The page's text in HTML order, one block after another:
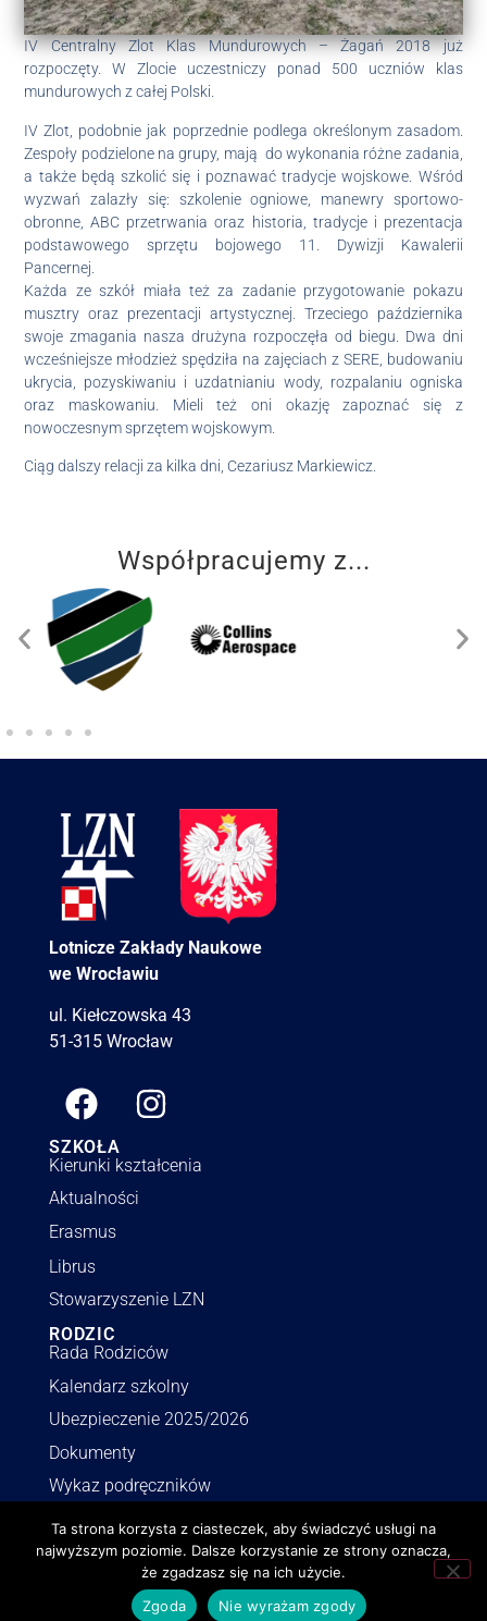
IV Centralny Zlot Klas Mundurowych – Żagań 2018 już
rozpoczęty. W Zlocie uczestniczy ponad 500 uczniów klas
mundurowych z całej Polski.
IV Zlot, podobnie jak poprzednie podlega określonym zasadom.
Zespoły podzielone na grupy, mają do wykonania różne zadania,
a także będą szkolić się i poznawać tradycje wojskowe. Wśród
wyzwań zalazły się: szkolenie ogniowe, manewry sportowo-
obronne, ABC przetrwania oraz historia, tradycje i prezentacja
podstawowego sprzętu bojowego 11. Dywizji Kawalerii
Pancernej.
Każda ze szkół miała też za zadanie przygotowanie pokazu
musztry oraz prezentacji artystycznej. Trzeciego października
swoje zmagania nasza drużyna rozpoczęła od biegu. Dwa dni
wcześniejsze młodzież spędziła na zajęciach z SERE, budowaniu
ukrycia, pozyskiwaniu i uzdatnianiu wody, rozpalaniu ogniska
oraz maskowaniu. Mieli też oni okazję zapoznać się z
nowoczesnym sprzętem wojskowym.
Ciąg dalszy relacji za kilka dni, Cezariusz Markiewicz.
Współpracujemy z...
Lotnicze Zakłady Naukowe
we Wrocławiu
ul. Kiełczowska 43
51-315 Wrocław
SZKOŁA
Kierunki kształcenia
Aktualności
Erasmus
Librus
Stowarzyszenie LZN
RODZIC
Rada Rodziców
Kalendarz szkolny
Ubezpieczenie 2025/2026
Dokumenty
Wykaz podręczników
INFORMACJE
Polityka RODO
Deklaracja dostępności
Polityka o cookies
Ta strona korzysta z ciasteczek, aby świadczyć usługi na
najwyższym poziomie. Dalsze korzystanie ze strony oznacza,
że zgadzasz się na ich użycie.
Zgoda
Nie wyrażam zgody